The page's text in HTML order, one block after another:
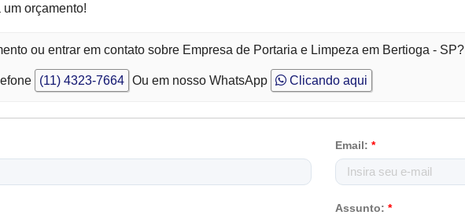
orçamento!
ou entrar em contato sobre Empresa de Portaria e Limpeza em Bertioga - SP?
(11) 4323-7664 Ou em nosso WhatsApp Clicando aqui
Email: *
Assunto: *